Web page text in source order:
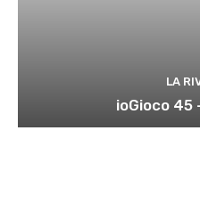
LA
ioGioco 45